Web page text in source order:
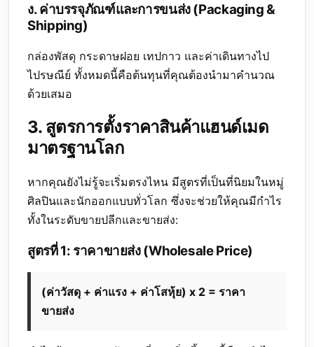
ง. ค่าบรรจุภัณฑ์และการขนส่ง (Packaging &
Shipping)
กล่องพัสดุ กระดาษฝอย เทปกาว และค่าเดินทางไป
ไปรษณีย์ ทั้งหมดนี้คือต้นทุนที่คุณต้องนำมาคำนวณ
ด้วยเสมอ
3. สูตรการตั้งราคาสินค้าแฮนด์เมด
มาตรฐานโลก
หากคุณยังไม่รู้จะเริ่มตรงไหน มีสูตรที่เป็นที่นิยมในหมู่
ศิลปินและนักออกแบบทั่วโลก ซึ่งจะช่วยให้คุณมีกำไร
ทั้งในระดับขายปลีกและขายส่ง:
สูตรที่ 1: ราคาขายส่ง (Wholesale Price)
(ค่าวัสดุ + ค่าแรง + ค่าโสหุ้ย) x 2 = ราคา
ขายส่ง